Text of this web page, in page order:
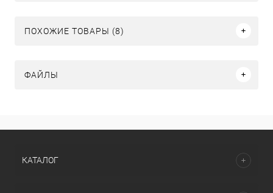
ПОХОЖИЕ ТОВАРЫ (8)
ФАЙЛЫ
КАТАЛОГ